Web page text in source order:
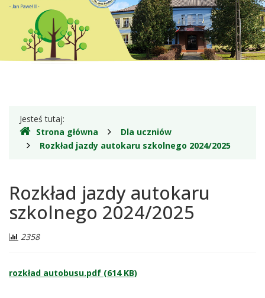
Guzowatce
Gdzie
jesteśmy
Jesteś tutaj:
Strona główna
Dla uczniów
Rozkład jazdy autokaru szkolnego 2024/2025
Rozkład jazdy autokaru
szkolnego 2024/2025
Liczba
2358
rozkład autobusu.pdf (614 KB)